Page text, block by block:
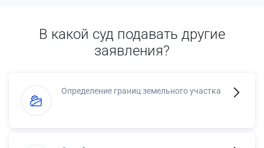
В какой суд подавать другие
заявления?
Определение границ земельного участка